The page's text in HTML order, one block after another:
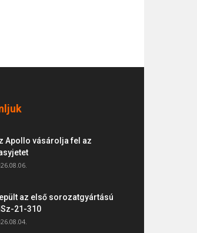
Apollo vásárolja fel az
az első sorozatgyártású
21-310